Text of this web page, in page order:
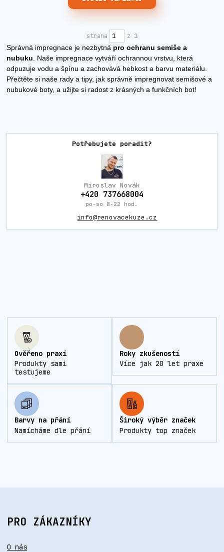
Potřebujete poradit?
Miroslav Novák
+420 737668004
po-so 8-22 hod.
info@renovacekuze.cz
strana
z 1
Správná impregnace je nezbytná pro ochranu semiše a
nubuku. Naše impregnace vytváří ochrannou vrstvu, která
odpuzuje vodu a špínu a zachovává hebkost a barvu materiálu.
Přečtěte si naše rady a tipy, jak správně impregnovat semišové a
nubukové boty, a užijte si radost z krásných a funkčních bot!
Ověřeno praxí
Produkty sami
testujeme
Roky zkušeností
Více jak 20 let praxe
Barvy na přání
Namícháme dle přání
Široký výběr značek
Produkty top značek
PRO ZÁKAZNÍKY
O nás